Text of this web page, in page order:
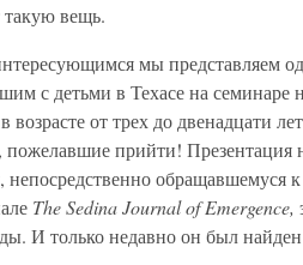
такую вещь.
мы представляем
с детьми в Техасе на семинаре
возрасте от трех до двенадцати
прийти! Презентация
обращавшемуся
The Sedina Journal of Emergence,
И только недавно он был